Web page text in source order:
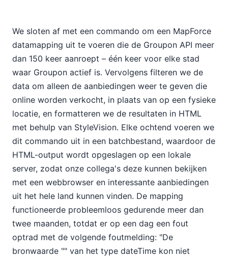
We sloten af met een commando om een MapForce
datamapping uit te voeren die de Groupon API meer
dan 150 keer aanroept – één keer voor elke stad
waar Groupon actief is. Vervolgens filteren we de
data om alleen de aanbiedingen weer te geven die
online worden verkocht, in plaats van op een fysieke
locatie, en formatteren we de resultaten in HTML
met behulp van StyleVision. Elke ochtend voeren we
dit commando uit in een batchbestand, waardoor de
HTML-output wordt opgeslagen op een lokale
server, zodat onze collega's deze kunnen bekijken
met een webbrowser en interessante aanbiedingen
uit het hele land kunnen vinden. De mapping
functioneerde probleemloos gedurende meer dan
twee maanden, totdat er op een dag een fout
optrad met de volgende foutmelding: "De
bronwaarde "" van het type dateTime kon niet